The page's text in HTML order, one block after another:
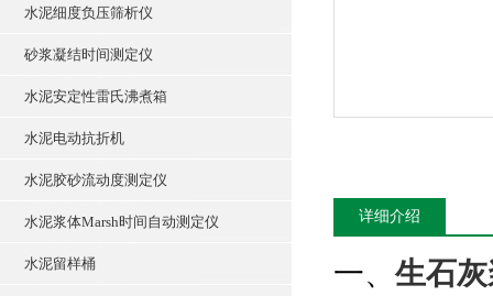
水泥细度负压筛析仪
砂浆凝结时间测定仪
水泥安定性雷氏沸煮箱
水泥电动抗折机
水泥胶砂流动度测定仪
水泥浆体Marsh时间自动测定仪
水泥留样桶
详细介绍
一、 生石